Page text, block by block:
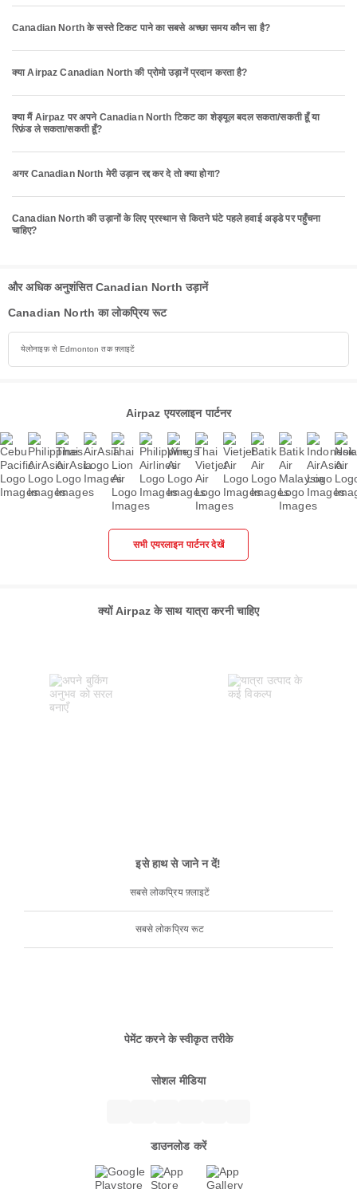
Canadian North के सस्ते टिकट पाने का सबसे अच्छा समय कौन सा है?
क्या Airpaz Canadian North की प्रोमो उड़ानें प्रदान करता है?
क्या मैं Airpaz पर अपने Canadian North टिकट का शेड्यूल बदल सकता/सकती हूँ या
रिफ़ंड ले सकता/सकती हूँ?
अगर Canadian North मेरी उड़ान रद्द कर दे तो क्या होगा?
Canadian North की उड़ानों के लिए प्रस्थान से कितने घंटे पहले हवाई अड्डे पर पहुँचना
चाहिए?
और अधिक अनुशंसित Canadian North उड़ानें
Canadian North का लोकप्रिय रूट
येलोनाइफ़ से Edmonton तक फ़्लाइटें
Airpaz एयरलाइन पार्टनर
सभी एयरलाइन पार्टनर देखें
क्यों Airpaz के साथ यात्रा करनी चाहिए
इसे हाथ से जाने न दें!
सबसे लोकप्रिय फ़्लाइटें
सबसे लोकप्रिय रूट
पेमेंट करने के स्वीकृत तरीके
सोशल मीडिया
डाउनलोड करें